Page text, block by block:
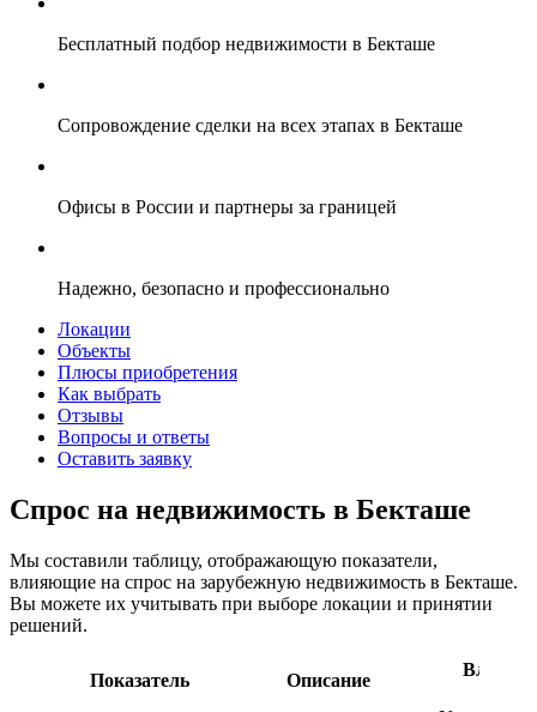
Бесплатный подбор недвижимости в Бекташе
Сопровождение сделки на всех этапах в Бекташе
Офисы в России и партнеры за границей
Надежно, безопасно и профессионально
Локации
Объекты
Плюсы приобретения
Как выбрать
Отзывы
Вопросы и ответы
Оставить заявку
Спрос на недвижимость в Бекташе
Мы составили таблицу, отображающую показатели,
влияющие на спрос на зарубежную недвижимость в Бекташе.
Вы можете их учитывать при выборе локации и принятии
решений.
Показатель Описание